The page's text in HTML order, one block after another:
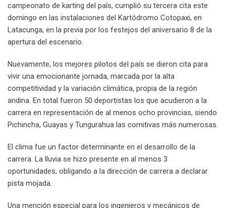
campeonato de karting del país, cumplió su tercera cita este
domingo en las instalaciones del Kartódromo Cotopaxi, en
Latacunga, en la previa por los festejos del aniversario 8 de la
apertura del escenario.
Nuevamente, los mejores pilotos del país se dieron cita para
vivir una emocionante jornada, marcada por la alta
competitividad y la variación climática, propia de la región
andina. En total fueron 50 deportistas los que acudieron a la
carrera en representación de al menos ocho provincias, siendo
Pichincha, Guayas y Tungurahua las comitivas más numerosas.
El clima fue un factor determinante en el desarrollo de la
carrera. La lluvia se hizo presente en al menos 3
oportunidades, obligando a la dirección de carrera a declarar
pista mojada.
Una mención especial para los ingenieros y mecánicos de